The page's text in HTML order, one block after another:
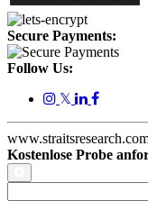
Secure Payments:
Follow Us:
𝕏
Kostenlose Probe